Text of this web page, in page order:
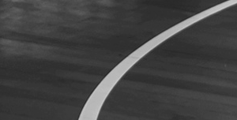
PROJETOS